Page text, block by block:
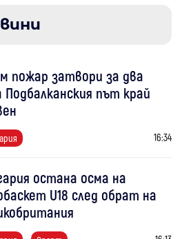
пожар затвори за два
Подбалканския път край
16:34
остана осма на
U18 след обрат на